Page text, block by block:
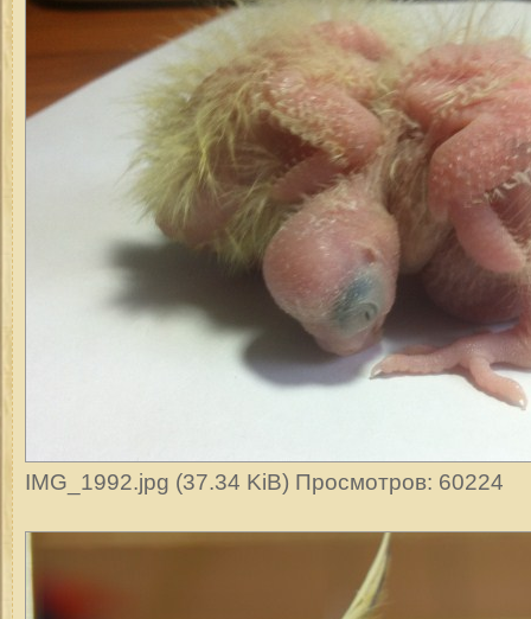
IMG_1992.jpg (37.34 KiB) Просмотров: 60224